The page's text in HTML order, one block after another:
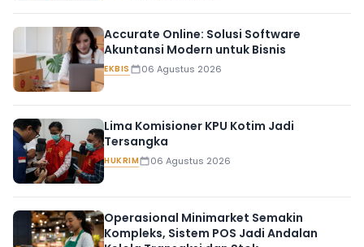
Accurate Online: Solusi Software
Akuntansi Modern untuk Bisnis
EKBIS 06 Agustus 2026
Lima Komisioner KPU Kotim Jadi
Tersangka
HUKRIM 06 Agustus 2026
Operasional Minimarket Semakin
Kompleks, Sistem POS Jadi Andalan